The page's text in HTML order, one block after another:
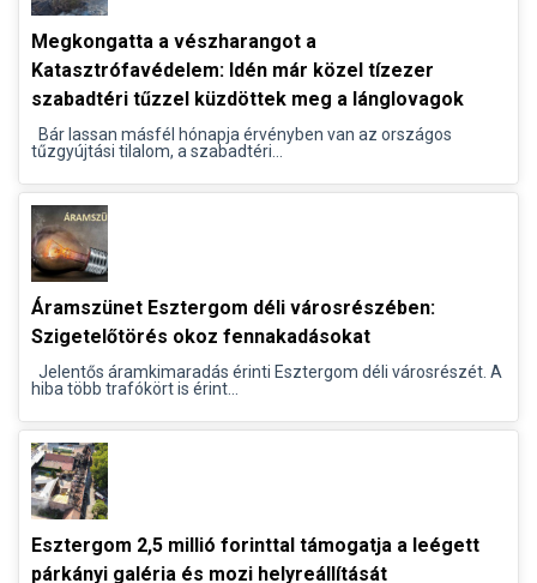
Megkongatta a vészharangot a
Katasztrófavédelem: Idén már közel tízezer
szabadtéri tűzzel küzdöttek meg a lánglovagok
Bár lassan másfél hónapja érvényben van az országos
tűzgyújtási tilalom, a szabadtéri...
Áramszünet Esztergom déli városrészében:
Szigetelőtörés okoz fennakadásokat
Jelentős áramkimaradás érinti Esztergom déli városrészét. A
hiba több trafókört is érint...
Esztergom 2,5 millió forinttal támogatja a leégett
párkányi galéria és mozi helyreállítását